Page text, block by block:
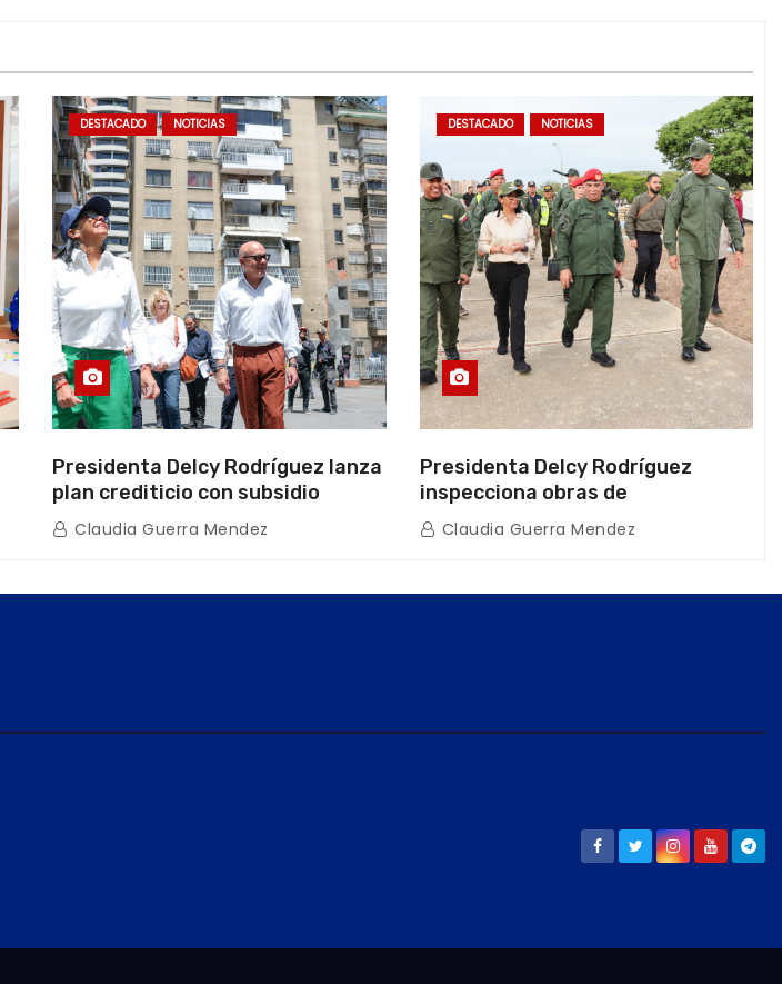
DESTACADO NOTICIAS
Presidenta Delcy Rodríguez lanza
plan crediticio con subsidio
directo en encuentro con Juntas
de Condominio
Claudia Guerra Mendez
DESTACADO NOTICIAS
Presidenta Delcy Rodríguez
inspecciona obras de
restauración en Escuela Naval
tras afectaciones sísmicas en La
Claudia Guerra Mendez